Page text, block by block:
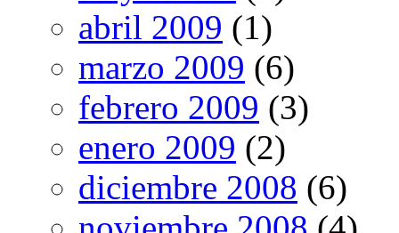
abril 2009 (1)
marzo 2009 (6)
febrero 2009 (3)
enero 2009 (2)
diciembre 2008 (6)